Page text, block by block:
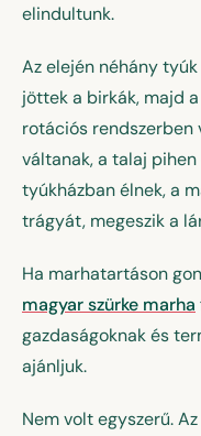
elindultunk.
Az elején néhány
jöttek a birkák, majd
rotációs rendszerben
váltanak, a talaj
tyúkházban élnek, a
trágyát, megeszik a
Ha marhatartáson
magyar szürke marha
gazdaságoknak és
ajánljuk.
Nem volt egyszerű.